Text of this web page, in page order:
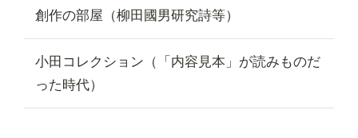
創作の部屋（柳田國男研究詩等）
小田コレクション（「内容見本」が読みものだ
った時代）